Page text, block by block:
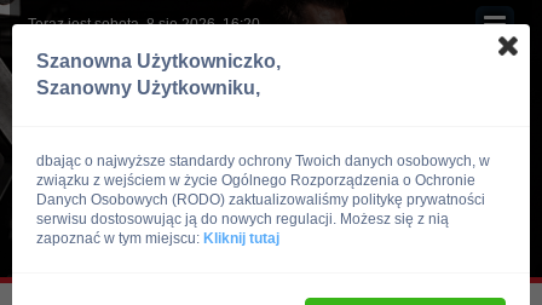
Teraz jest sobota, 8 sie 2026, 16:20
Szanowna Użytkowniczko,
Szanowny Użytkowniku,
dbając o najwyższe standardy ochrony Twoich danych osobowych, w
związku z wejściem w życie Ogólnego Rozporządzenia o Ochronie
Danych Osobowych (RODO) zaktualizowaliśmy politykę prywatności
serwisu dostosowując ją do nowych regulacji. Możesz się z nią
zapoznać w tym miejscu: Kliknij tutaj